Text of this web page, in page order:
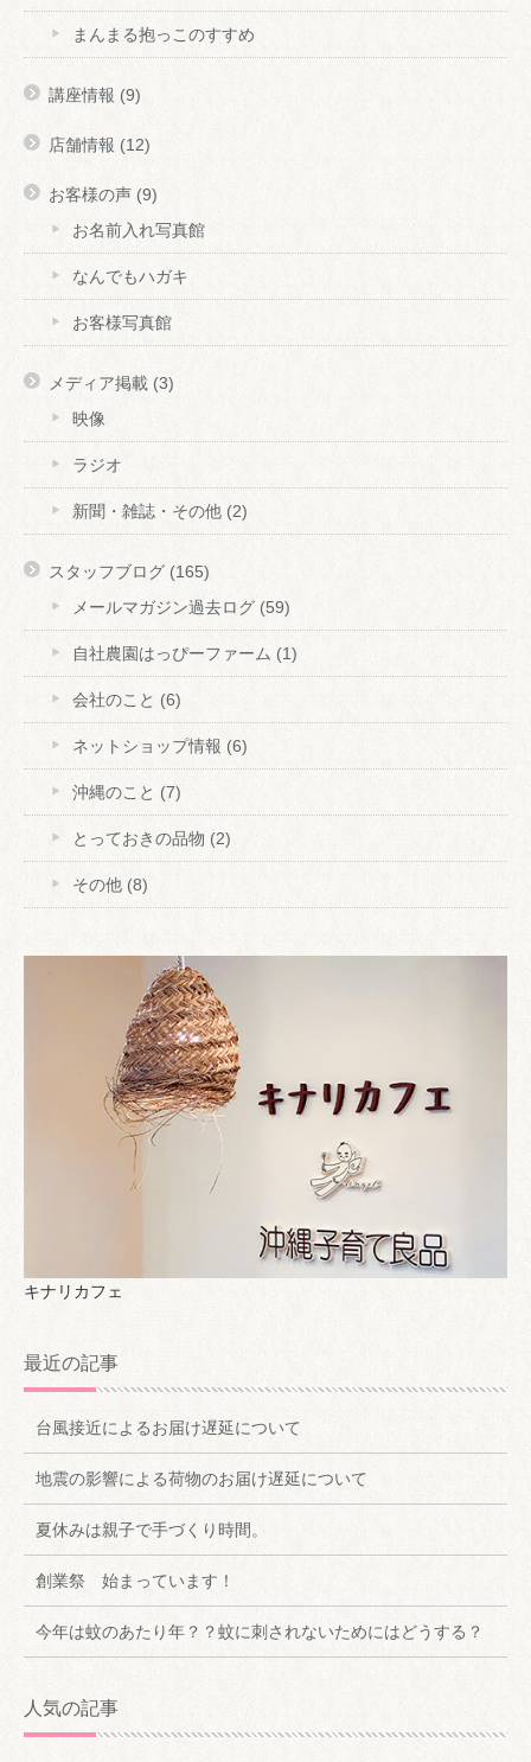
まんまる抱っこのすすめ
講座情報 (9)
店舗情報 (12)
お客様の声 (9)
お名前入れ写真館
なんでもハガキ
お客様写真館
メディア掲載 (3)
映像
ラジオ
新聞・雑誌・その他 (2)
スタッフブログ (165)
メールマガジン過去ログ (59)
自社農園はっぴーファーム (1)
会社のこと (6)
ネットショップ情報 (6)
沖縄のこと (7)
とっておきの品物 (2)
その他 (8)
キナリカフェ
最近の記事
台風接近によるお届け遅延について
地震の影響による荷物のお届け遅延について
夏休みは親子で手づくり時間。
創業祭 始まっています！
今年は蚊のあたり年？？蚊に刺されないためにはどうする？
人気の記事